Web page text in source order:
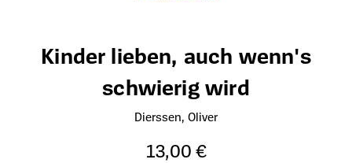
Kinder lieben, auch wenn's
schwierig wird
Dierssen, Oliver
13,00 €